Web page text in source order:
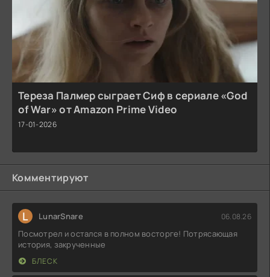
Тереза Палмер сыграет Сиф в сериале «God
of War» от Amazon Prime Video
17-01-2026
Комментируют
L LunarSnare 06.08.26
Посмотрел и остался в полном восторге! Потрясающая
история, закрученные
БЛЕСК